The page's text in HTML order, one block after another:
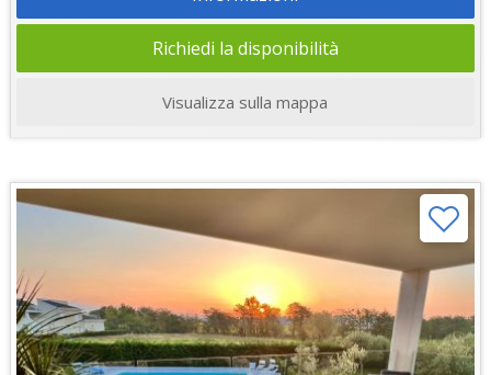
Richiedi la disponibilità
Visualizza sulla mappa